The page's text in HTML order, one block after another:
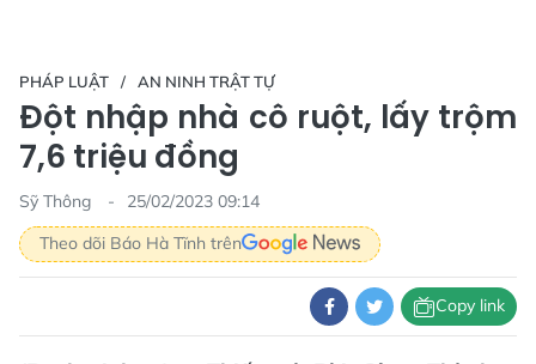
PHÁP LUẬT AN NINH TRẬT TỰ
Đột nhập nhà cô ruột, lấy trộm
7,6 triệu đồng
Sỹ Thông
25/02/2023 09:14
Theo dõi Báo Hà Tĩnh trên
Copy link